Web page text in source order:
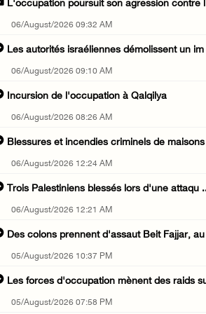
L'occupation poursuit son agression contre
06/August/2026 09:32 AM
Les autorités israéliennes démolissent un im
06/August/2026 09:10 AM
Incursion de l'occupation à Qalqilya
06/August/2026 08:26 AM
Blessures et incendies criminels de
06/August/2026 12:24 AM
Trois Palestiniens blessés lors d'une attaqu
06/August/2026 12:21 AM
Des colons prennent d'assaut Beit Fajjar,
05/August/2026 10:37 PM
Les forces d'occupation mènent des raids
05/August/2026 07:58 PM